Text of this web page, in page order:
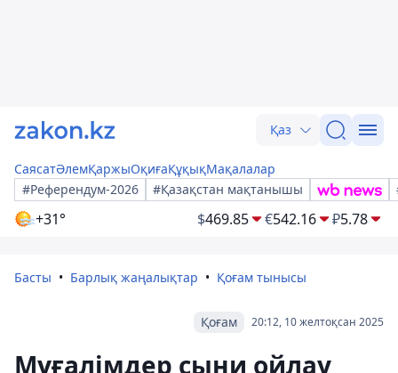
Қаз
СаясатӘлемҚаржыОқиғаҚұқықМақалалар
#Референдум-2026
#Қазақстан мақтанышы
+31° $469.85 €542.16 ₽5.78
Басты Барлық жаңалықтар Қоғам тынысы
20:12, 10 желтоқсан 2025
Қоғам
Мұғалімдер сыни ойлау